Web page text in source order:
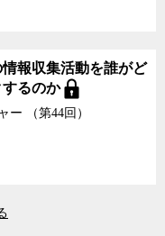
報収集活動を誰がど
するのか
ー （第44回）